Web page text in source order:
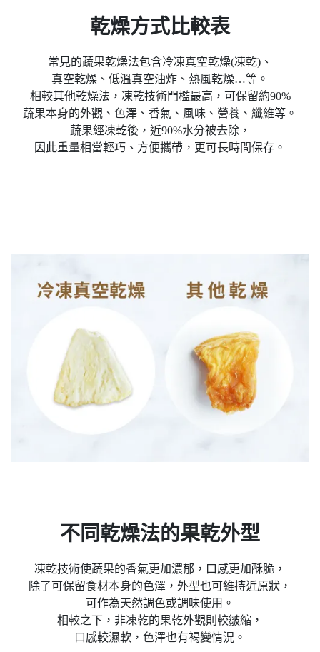
乾燥方式比較表
常見的蔬果乾燥法包含冷凍真空乾燥(凍乾)、
真空乾燥、低溫真空油炸、熱風乾燥…等。
相較其他乾燥法，凍乾技術門檻最高，可保留約90%
蔬果本身的外觀、色澤、香氣、風味、營養、纖維等。
蔬果經凍乾後，近90%水分被去除，
因此重量相當輕巧、方便攜帶，更可長時間保存。
不同乾燥法的果乾外型
凍乾技術使蔬果的香氣更加濃郁，口感更加酥脆，
除了可保留食材本身的色澤，外型也可維持近原狀，
可作為天然調色或調味使用。
相較之下，非凍乾的果乾外觀則較皺縮，
口感較濕軟，色澤也有褐變情況。